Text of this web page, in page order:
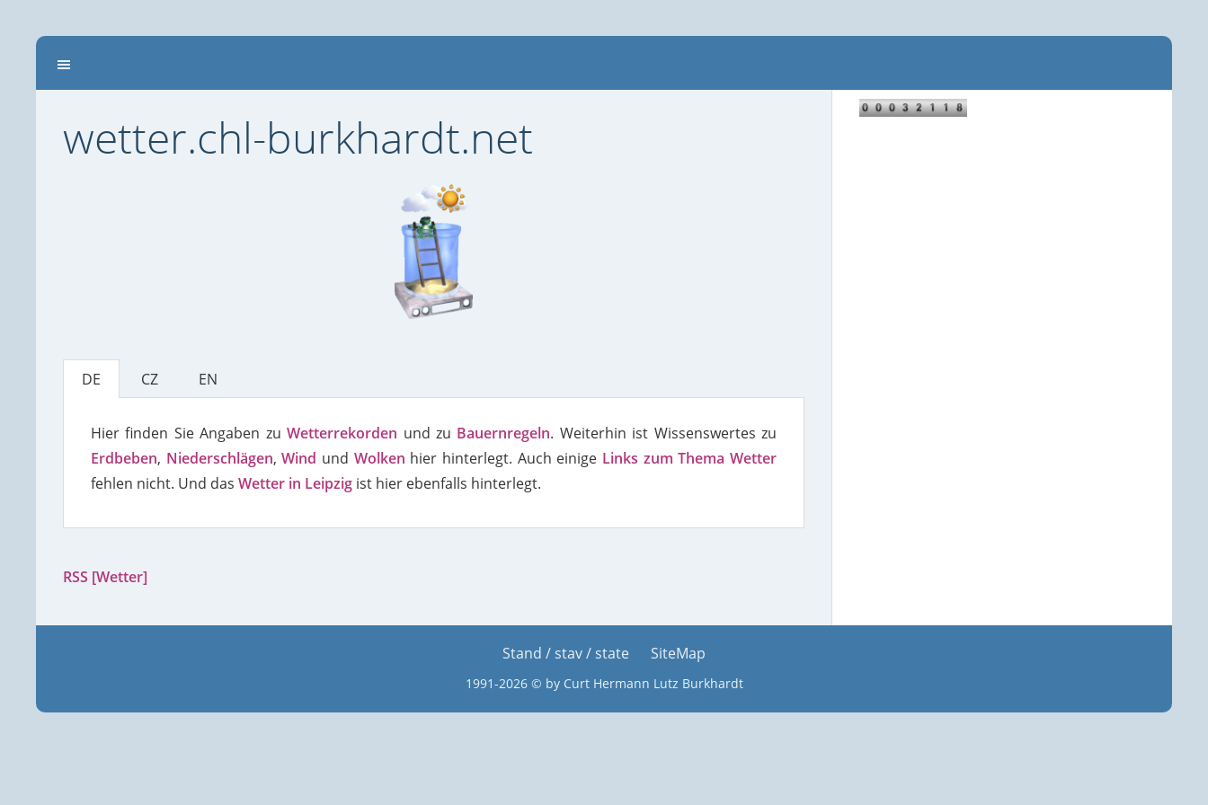
wetter.chl-burkhardt.net
DE CZ EN
Hier finden Sie Angaben zuWetterrekorden und zu Bauernregeln. Weiterhin ist Wissenswertes zu
Erdbeben, Niederschlägen,Wind und Wolken hier hinterlegt. Auch einige Links zum Thema Wetter
fehlen nicht. Und das Wetter in Leipzig ist hier ebenfalls hinterlegt.
RSS [Wetter]
Stand / stav / state SiteMap
1991-2026 © by Curt Hermann Lutz Burkhardt